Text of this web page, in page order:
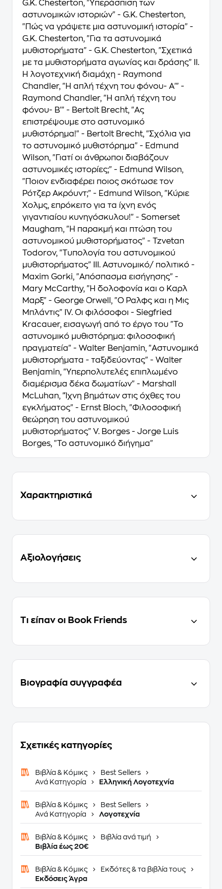
G.K. Chesterton, "Υπεράσπιση των
αστυνομικών ιστοριών" - G.K. Chesterton,
"Πώς να γράψετε μια αστυνομική ιστορία" -
G.K. Chesterton, "Για τα αστυνομικά
μυθιστορήματα" - G.K. Chesterton, "Σχετικά
με τα μυθιστορήματα αγωνίας και δράσης" ΙΙ.
Η λογοτεχνική διαμάχη - Raymond
Chandler, "Η απλή τέχνη του φόνου- Α'" -
Raymond Chandler, "Η απλή τέχνη του
φόνου- Β'" - Bertolt Brecht, "Ας
επιστρέψουμε στο αστυνομικό
μυθιστόρημα!" - Bertolt Brecht, "Σχόλια για
το αστυνομικό μυθιστόρημα" - Edmund
Wilson, "Γιατί οι άνθρωποι διαβάζουν
αστυνομικές ιστορίες;" - Edmund Wilson,
"Ποιον ενδιαφέρει ποιος σκότωσε τον
Ρότζερ Ακρόυντ;" - Edmund Wilson, "Κύριε
Χολμς, επρόκειτο για τα ίχνη ενός
γιγαντιαίου κυνηγόσκυλου!" - Somerset
Maugham, "Η παρακμή και πτώση του
αστυνομικού μυθιστορήματος" - Tzvetan
Todorov, "Τυπολογία του αστυνομικού
μυθιστορήματος" ΙΙΙ. Αστυνομικό/ πολιτικό -
Maxim Gorki, "Απόσπασμα εισήγησης" -
Mary McCarthy, "Η δολοφονία και ο Καρλ
Μαρξ" - George Orwell, "Ο Ραλφς και η Μις
Μπλάντις" ΙV. Οι φιλόσοφοι - Siegfried
Kracauer, εισαγωγή από το έργο του "Το
αστυνομικό μυθιστόρημα: φιλοσοφική
πραγματεία" - Walter Benjamin, "Αστυνομικά
μυθιστορήματα - ταξιδεύοντας" - Walter
Benjamin, "Υπερπολυτελές επιπλωμένο
διαμέρισμα δέκα δωματίων" - Marshall
McLuhan, "Ίχνη βημάτων στις όχθες του
εγκλήματος" - Ernst Bloch, "Φιλοσοφική
θεώρηση του αστυνομικού
μυθιστορήματος" V. Borges - Jorge Luis
Borges, "Το αστυνομικό διήγημα"
Χαρακτηριστικά
Αξιολογήσεις
Τι είπαν οι Book Friends
Βιογραφία συγγραφέα
Σχετικές κατηγορίες
Βιβλία & Κόμικς
Best Sellers
Ανά Κατηγορία
Ελληνική Λογοτεχνία
Βιβλία & Κόμικς
Best Sellers
Ανά Κατηγορία
Λογοτεχνία
Βιβλία & Κόμικς
Βιβλία ανά τιμή
Βιβλία έως 20€
Βιβλία & Κόμικς
Εκδότες & τα βιβλία τους
Eκδόσεις Άγρα